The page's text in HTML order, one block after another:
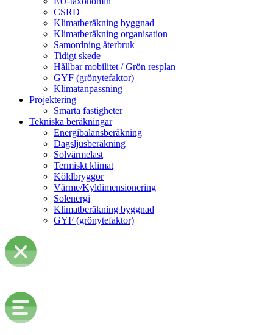
CSRD
Klimatberäkning byggnad
Klimatberäkning organisation
Samordning återbruk
Tidigt skede
Hållbar mobilitet / Grön resplan
GYF (grönytefaktor)
Klimatanpassning
Projektering
Smarta fastigheter
Tekniska beräkningar
Energibalansberäkning
Dagsljusberäkning
Solvärmelast
Termiskt klimat
Köldbryggor
Värme/Kyldimensionering
Solenergi
Klimatberäkning byggnad
GYF (grönytefaktor)